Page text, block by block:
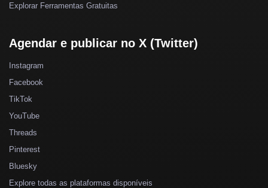
Explorar Ferramentas Gratuitas
Agendar e publicar no X (Twitter)
Instagram
Facebook
TikTok
YouTube
Threads
Pinterest
Bluesky
Explore todas as plataformas disponíveis